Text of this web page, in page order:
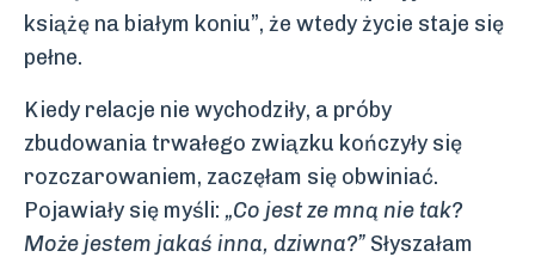
książę na białym koniu”, że wtedy życie staje się
pełne.
Kiedy relacje nie wychodziły, a próby
zbudowania trwałego związku kończyły się
rozczarowaniem, zaczęłam się obwiniać.
Pojawiały się myśli: „Co jest ze mną nie tak?
Może jestem jakaś inna, dziwna?” Słyszałam